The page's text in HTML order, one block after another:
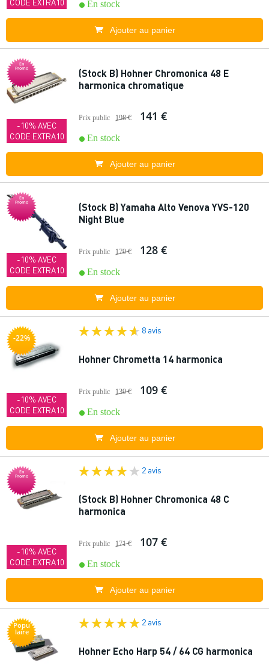
CODE EXTRA10 En stock
Ajouter au panier
En
Promo
-10% AVEC
CODE EXTRA10
(Stock B) Hohner Chromonica 48 E
harmonica chromatique
Prix public 198 € 141 €
En stock
Ajouter au panier
En
Promo
-10% AVEC
CODE EXTRA10
(Stock B) Yamaha Alto Venova YVS-120
Night Blue
Prix public 179 € 128 €
En stock
Ajouter au panier
-22%
-10% AVEC
CODE EXTRA10
8 avis
Hohner Chrometta 14 harmonica
Prix public 139 € 109 €
En stock
Ajouter au panier
En
Promo
-10% AVEC
CODE EXTRA10
2 avis
(Stock B) Hohner Chromonica 48 C
harmonica
Prix public 171 € 107 €
En stock
Ajouter au panier
Popu
laire
2 avis
Hohner Echo Harp 54 / 64 CG harmonica